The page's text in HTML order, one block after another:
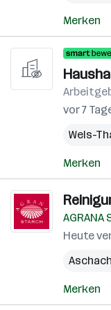
Merken
vor 7
Wels-
Merken
Heute
Merken